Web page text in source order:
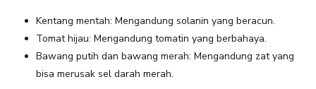
Kentang mentah: Mengandung solanin yang beracun.
Tomat hijau: Mengandung tomatin yang berbahaya.
Bawang putih dan bawang merah: Mengandung zat yang
bisa merusak sel darah merah.